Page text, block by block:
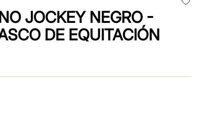
JOCKEY NEGRO -
DE EQUITACIÓN